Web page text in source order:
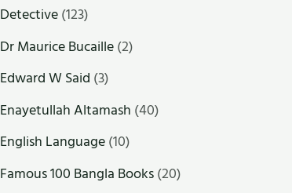
Detective(123)
Dr Maurice Bucaille(2)
Edward W Said (3)
Enayetullah Altamash (40)
English Language(10)
Famous 100 Bangla Books(20)